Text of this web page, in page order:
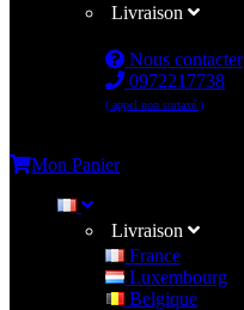
Livraison
Nous contacter
0972217738
( appel non surtaxé )
Mon Panier
Livraison
France
Luxembourg
Belgique